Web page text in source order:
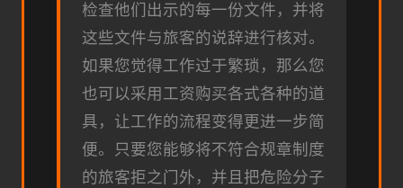
检查他们出示的每一份文件，并将
这些文件与旅客的说辞进行核对。
如果您觉得工作过于繁琐，那么您
也可以采用工资购买各式各种的道
具，让工作的流程变得更进一步简
便。只要您能够将不符合规章制度
的旅客拒之门外，并且把危险分子